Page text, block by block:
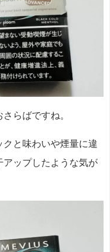
らばですね。
と味わいや煙量に違
ップしたような気が